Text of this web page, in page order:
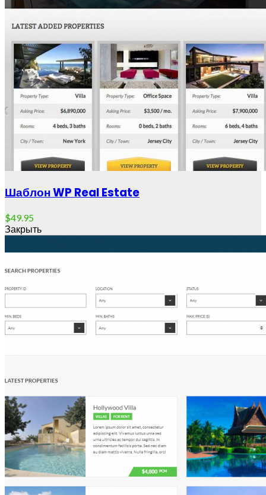
Шаблон WP Real Estate
$49.95
Закрыть